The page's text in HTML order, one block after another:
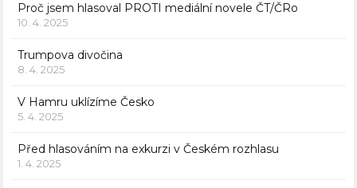
Proč jsem hlasoval PROTI mediální novele ČT/ČRo
10. 4. 2025
Trumpova divočina
8. 4. 2025
V Hamru uklízíme Česko
5. 4. 2025
Před hlasováním na exkurzi v Českém rozhlasu
1. 4. 2025